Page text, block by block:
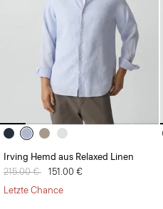
Irving Hemd aus Relaxed Linen
Preis reduziert von
215.00 € auf
151.00 €
Letzte Chance